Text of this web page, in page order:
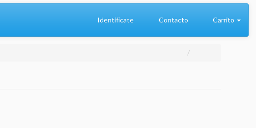
Identifícate Contacto Carrito